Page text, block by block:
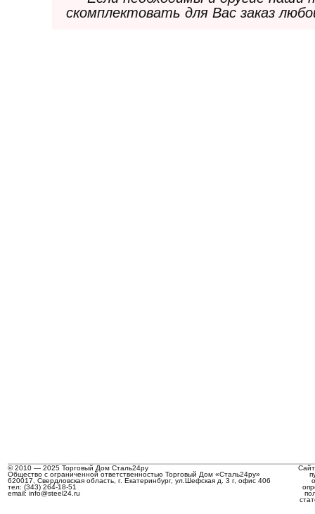
скомплектовать для Вас заказ
© 2010 — 2025 Торговый Дом Сталь24ру
Общество с ограниченной ответственностью Торговый Дом «Сталь24ру»
620017, Свердловская область, г. Екатеринбург, ул.Шефская д. 3 г, офис 406
тел: (343) 264-18-51
email: info@steel24.ru